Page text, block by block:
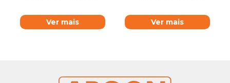
Ver mais Ver mais